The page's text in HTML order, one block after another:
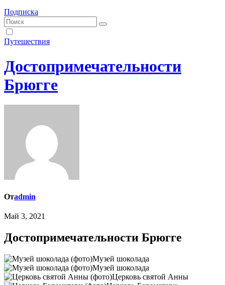
Подписка
Путешествия
Достопримечательности
Брюгге
Отadmin
Май 3, 2021
Достопримечательности Брюгге
Музей шоколада
Музей шоколада
Церковь святой Анны